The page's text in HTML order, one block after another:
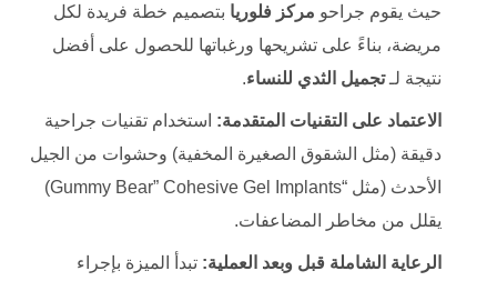
حيث يقوم جراحو مركز فلوريا بتصميم خطة فريدة لكل
مريضة، بناءً على تشريحها ورغباتها للحصول على أفضل
نتيجة لـتجميل الثدي ‏للنساء.
الاعتماد على التقنيات المتقدمة: استخدام تقنيات جراحية
دقيقة (مثل الشقوق الصغيرة المخفية) وحشوات من الجيل
الأحدث (مثل “Gummy Bear” Cohesive Gel Implants)
يقلل من مخاطر المضاعفات.
الرعاية الشاملة قبل وبعد العملية: تبدأ الميزة بإجراء